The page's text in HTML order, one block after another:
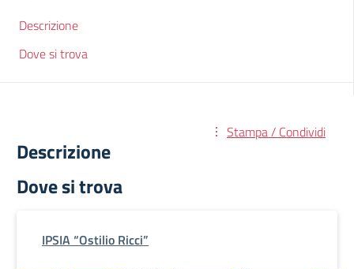
Descrizione
Dove si trova
Stampa / Condividi
Descrizione
Dove si trova
IPSIA “Ostilio Ricci”